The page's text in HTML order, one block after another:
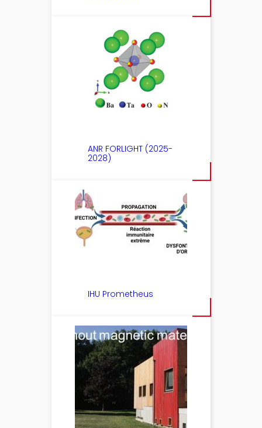
ANR FORLIGHT (2025-
2028)
IHU Prometheus